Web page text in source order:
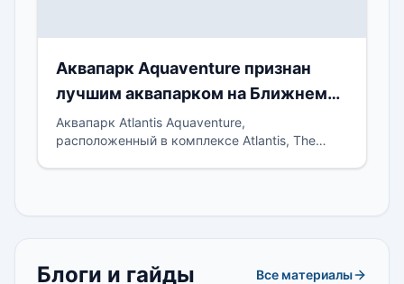
Аквапарк Aquaventure признан
лучшим аквапарком на Ближнем
Востоке
Аквапарк Atlantis Aquaventure,
расположенный в комплексе Atlantis, The
Блоги и гайды Все материалы